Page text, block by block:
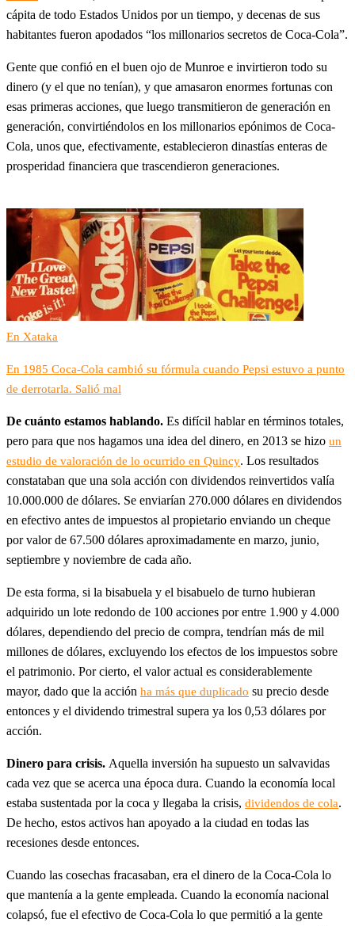
cápita de todo Estados Unidos por un tiempo, y decenas de sus
habitantes fueron apodados “los millonarios secretos de Coca-Cola”.
Gente que confió en el buen ojo de Munroe e invirtieron todo su
dinero (y el que no tenían), y que amasaron enormes fortunas con
esas primeras acciones, que luego transmitieron de generación en
generación, convirtiéndolos en los millonarios epónimos de Coca-
Cola, unos que, efectivamente, establecieron dinastías enteras de
prosperidad financiera que trascendieron generaciones.
En Xataka
En 1985 Coca-Cola cambió su fórmula cuando Pepsi estuvo a punto
de derrotarla. Salió mal
De cuánto estamos hablando. Es difícil hablar en términos totales,
pero para que nos hagamos una idea del dinero, en 2013 se hizo un
estudio de valoración de lo ocurrido en Quincy. Los resultados
constataban que una sola acción con dividendos reinvertidos valía
10.000.000 de dólares. Se enviarían 270.000 dólares en dividendos
en efectivo antes de impuestos al propietario enviando un cheque
por valor de 67.500 dólares aproximadamente en marzo, junio,
septiembre y noviembre de cada año.
De esta forma, si la bisabuela y el bisabuelo de turno hubieran
adquirido un lote redondo de 100 acciones por entre 1.900 y 4.000
dólares, dependiendo del precio de compra, tendrían más de mil
millones de dólares, excluyendo los efectos de los impuestos sobre
el patrimonio. Por cierto, el valor actual es considerablemente
mayor, dado que la acción ha más que duplicado su precio desde
entonces y el dividendo trimestral supera ya los 0,53 dólares por
acción.
Dinero para crisis. Aquella inversión ha supuesto un salvavidas
cada vez que se acerca una época dura. Cuando la economía local
estaba sustentada por la coca y llegaba la crisis, dividendos de cola.
De hecho, estos activos han apoyado a la ciudad en todas las
recesiones desde entonces.
Cuando las cosechas fracasaban, era el dinero de la Coca-Cola lo
que mantenía a la gente empleada. Cuando la economía nacional
colapsó, fue el efectivo de Coca-Cola lo que permitió a la gente